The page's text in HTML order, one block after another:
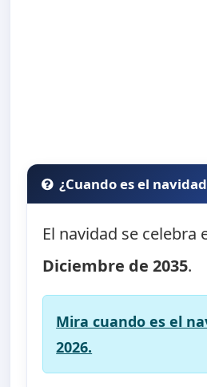
¿Cuando es el
El navidad se celebra
Diciembre de 2035.
Mira cuando es el
2026.